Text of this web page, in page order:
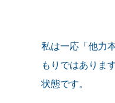
私は一応「他力
もりではありま
状態です。